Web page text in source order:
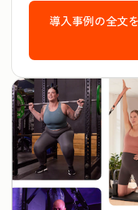
導入事例の全文